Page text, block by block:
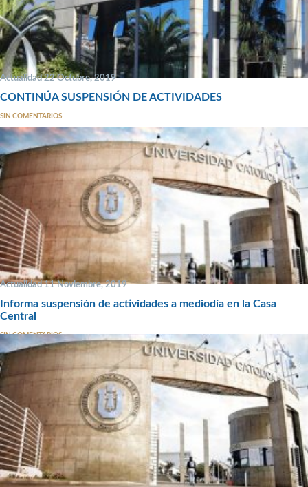
Actualidad 22 Octubre, 2019
CONTINÚA SUSPENSIÓN DE ACTIVIDADES
SIN COMENTARIOS
Actualidad 11 Noviembre, 2019
Informa suspensión de actividades a mediodía en la Casa
Central
SIN COMENTARIOS